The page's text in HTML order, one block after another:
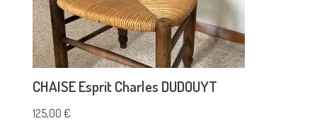
CHAISE Esprit Charles DUDOUYT
125,00 €